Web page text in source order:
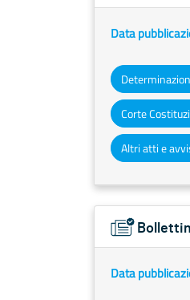
Data
Data